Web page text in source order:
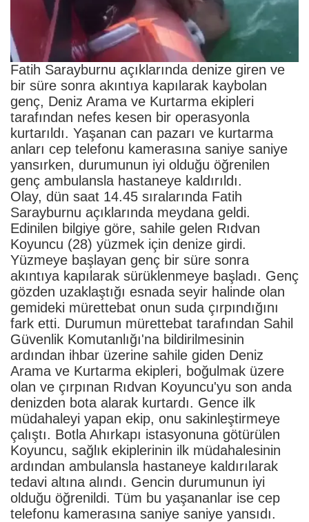
Fatih Sarayburnu açıklarında denize giren ve
bir süre sonra akıntıya kapılarak kaybolan
genç, Deniz Arama ve Kurtarma ekipleri
tarafından nefes kesen bir operasyonla
kurtarıldı. Yaşanan can pazarı ve kurtarma
anları cep telefonu kamerasına saniye saniye
yansırken, durumunun iyi olduğu öğrenilen
genç ambulansla hastaneye kaldırıldı.
Olay, dün saat 14.45 sıralarında Fatih
Sarayburnu açıklarında meydana geldi.
Edinilen bilgiye göre, sahile gelen Rıdvan
Koyuncu (28) yüzmek için denize girdi.
Yüzmeye başlayan genç bir süre sonra
akıntıya kapılarak sürüklenmeye başladı. Genç
gözden uzaklaştığı esnada seyir halinde olan
gemideki mürettebat onun suda çırpındığını
fark etti. Durumun mürettebat tarafından Sahil
Güvenlik Komutanlığı'na bildirilmesinin
ardından ihbar üzerine sahile giden Deniz
Arama ve Kurtarma ekipleri, boğulmak üzere
olan ve çırpınan Rıdvan Koyuncu'yu son anda
denizden bota alarak kurtardı. Gence ilk
müdahaleyi yapan ekip, onu sakinleştirmeye
çalıştı. Botla Ahırkapı istasyonuna götürülen
Koyuncu, sağlık ekiplerinin ilk müdahalesinin
ardından ambulansla hastaneye kaldırılarak
tedavi altına alındı. Gencin durumunun iyi
olduğu öğrenildi. Tüm bu yaşananlar ise cep
telefonu kamerasına saniye saniye yansıdı.